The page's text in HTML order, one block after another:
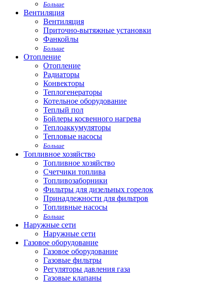
Больше
Вентиляция
Вентиляция
Приточно-вытяжные установки
Фанкойлы
Больше
Отопление
Отопление
Радиаторы
Конвекторы
Теплогенераторы
Котельное оборудование
Теплый пол
Бойлеры косвенного нагрева
Теплоаккумуляторы
Тепловые насосы
Больше
Топливное хозяйство
Топливное хозяйство
Счетчики топлива
Топливозаборники
Фильтры для дизельных горелок
Принадлежности для фильтров
Топливные насосы
Больше
Наружные сети
Наружные сети
Газовое оборудование
Газовое оборудование
Газовые фильтры
Регуляторы давления газа
Газовые клапаны